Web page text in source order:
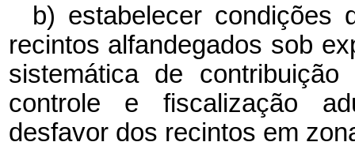
b) estabelecer condições
recintos alfandegados sob
sistemática de
controle e fiscalização
desfavor dos recintos em